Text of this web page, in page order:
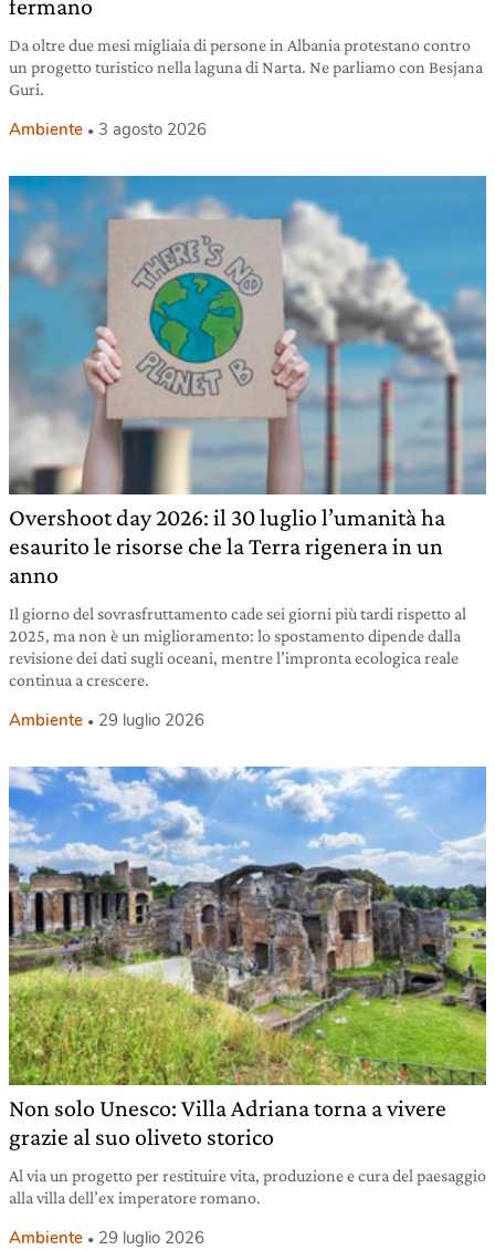
fermano
Da oltre due mesi migliaia di persone in Albania protestano contro
un progetto turistico nella laguna di Narta. Ne parliamo con Besjana
Guri.
Ambiente 3 agosto 2026
Overshoot day 2026: il 30 luglio l’umanità ha
esaurito le risorse che la Terra rigenera in un
anno
Il giorno del sovrasfruttamento cade sei giorni più tardi rispetto al
2025, ma non è un miglioramento: lo spostamento dipende dalla
revisione dei dati sugli oceani, mentre l’impronta ecologica reale
continua a crescere.
Ambiente 29 luglio 2026
Non solo Unesco: Villa Adriana torna a vivere
grazie al suo oliveto storico
Al via un progetto per restituire vita, produzione e cura del paesaggio
alla villa dell’ex imperatore romano.
Ambiente 29 luglio 2026